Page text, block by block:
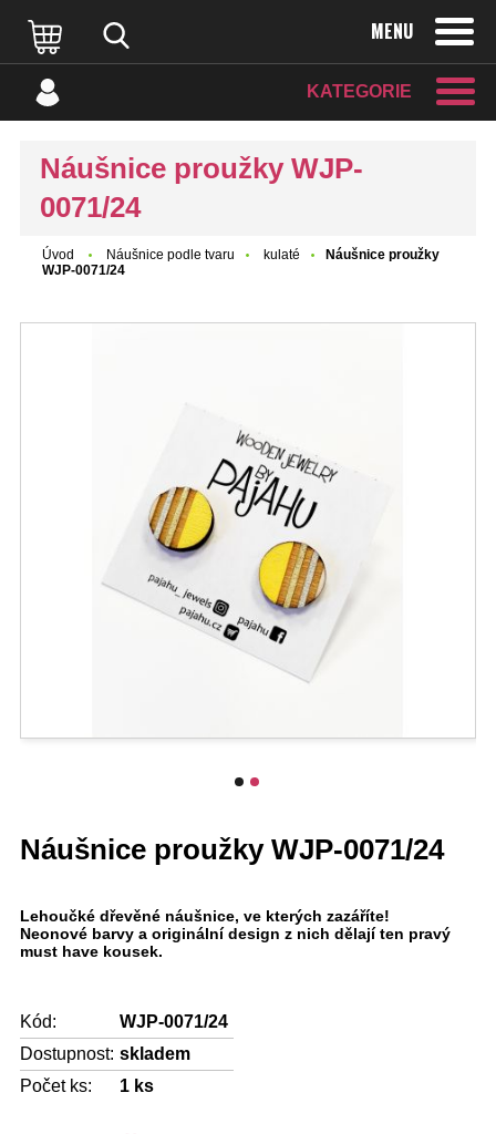
MENU
KATEGORIE
Náušnice proužky WJP-
0071/24
Úvod Náušnice podle tvaru kulaté
Náušnice proužky
WJP-0071/24
Náušnice proužky WJP-0071/24
Lehoučké dřevěné náušnice, ve kterých zazáříte!
Neonové barvy a originální design z nich dělají ten pravý
must have kousek.
Kód:
WJP-0071/24
Dostupnost: skladem
Počet ks:
1 ks